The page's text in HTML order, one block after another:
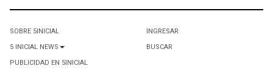
SOBRE 5INICIAL
5 INICIAL NEWS
PUBLICIDAD EN 5INICIAL
INGRESAR
BUSCAR